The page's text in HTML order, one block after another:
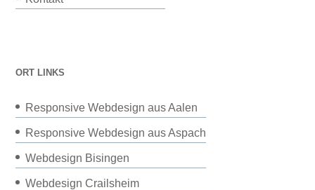
ORT LINKS
Responsive Webdesign aus Aalen
Responsive Webdesign aus Aspach
Webdesign Bisingen
Webdesign Crailsheim